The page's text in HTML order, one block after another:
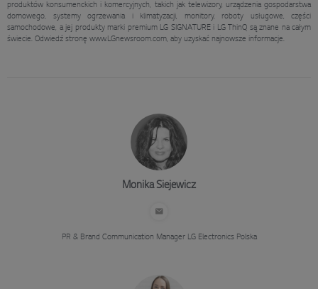
produktów konsumenckich i komercyjnych, takich jak telewizory, urządzenia gospodarstwa
domowego, systemy ogrzewania i klimatyzacji, monitory, roboty usługowe, części
samochodowe, a jej produkty marki premium LG SIGNATURE i LG ThinQ są znane na całym
świecie. Odwiedź stronę www.LGnewsroom.com, aby uzyskać najnowsze informacje.
Monika Siejewicz
PR & Brand Communication ManagerLG Electronics Polska